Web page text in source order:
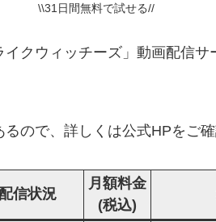
\\31日間無料で試せる//
クウィッチーズ」動画配信
ので、詳しくは公式HPをご確
配信状況
月額料金
(税込)